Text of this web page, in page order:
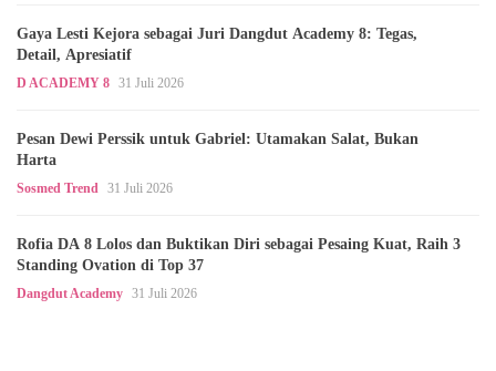
Gaya Lesti Kejora sebagai Juri Dangdut Academy 8: Tegas,
Detail, Apresiatif
D ACADEMY 8 31 Juli 2026
Pesan Dewi Perssik untuk Gabriel: Utamakan Salat, Bukan
Harta
Sosmed Trend 31 Juli 2026
Rofia DA 8 Lolos dan Buktikan Diri sebagai Pesaing Kuat, Raih 3
Standing Ovation di Top 37
Dangdut Academy 31 Juli 2026